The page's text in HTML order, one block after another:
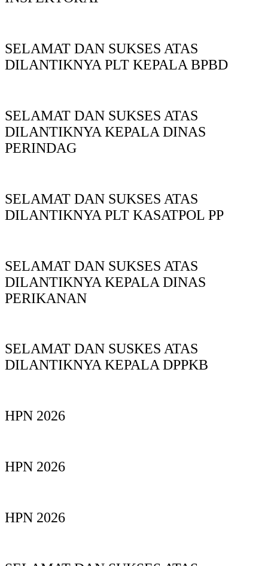
SELAMAT DAN SUKSES ATAS
DILANTIKNYA PLT KEPALA BPBD
SELAMAT DAN SUKSES ATAS
DILANTIKNYA KEPALA DINAS
PERINDAG
SELAMAT DAN SUKSES ATAS
DILANTIKNYA PLT KASATPOL PP
SELAMAT DAN SUKSES ATAS
DILANTIKNYA KEPALA DINAS
PERIKANAN
SELAMAT DAN SUSKES ATAS
DILANTIKNYA KEPALA DPPKB
HPN 2026
HPN 2026
HPN 2026